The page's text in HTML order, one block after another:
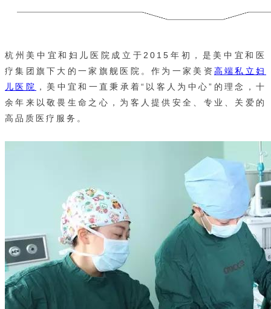
杭州美中宜和妇儿医院成立于2015年初，是美中宜和医
疗集团旗下大的一家旗舰医院。作为一家美资 高端私立妇
儿医院 ， 美中宜和 一直秉承着“以客人为中心”的理念，十
余年来以敬畏生命之心，为客人提供安全、专业、关爱的
高品质医疗服务。